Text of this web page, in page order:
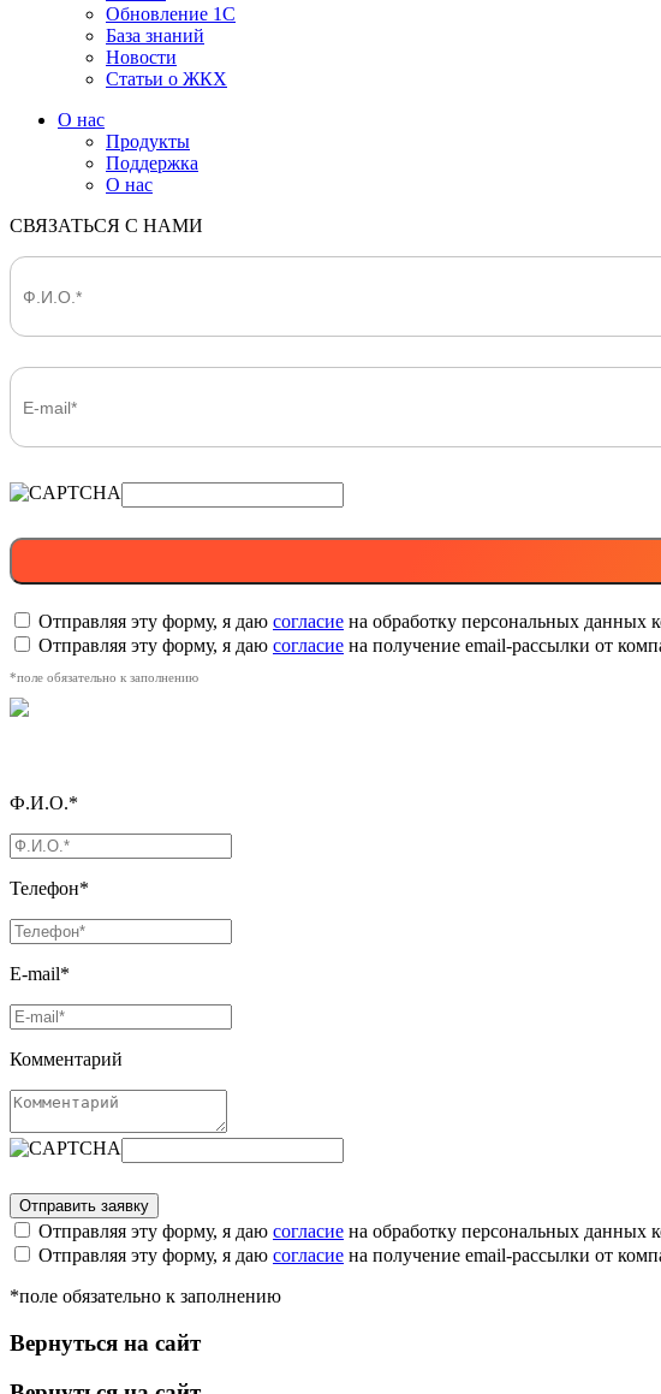
Обновление 1С
База знаний
Новости
Статьи о ЖКХ
О нас
Продукты
Поддержка
О нас
СВЯЗАТЬСЯ С НАМИ
Отправляя эту форму, я даю согласие на обработку персональных
Отправляя эту форму, я даю согласие на получение email-рассылки от
*поле обязательно к заполнению
Ф.И.О.*
Телефон*
E-mail*
Комментарий
Отправляя эту форму, я даю согласие на обработку персональных
Отправляя эту форму, я даю согласие на получение email-рассылки от
*поле обязательно к заполнению
Вернуться на сайт